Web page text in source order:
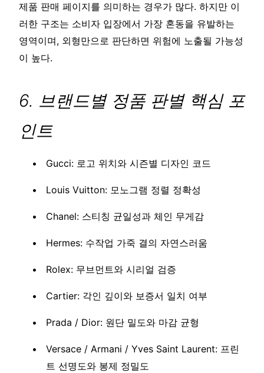
제품 판매 페이지를 의미하는 경우가 많다. 하지만 이
러한 구조는 소비자 입장에서 가장 혼동을 유발하는
영역이며, 외형만으로 판단하면 위험에 노출될 가능성
이 높다.
6. 브랜드별 정품 판별 핵심 포
인트
Gucci: 로고 위치와 시즌별 디자인 코드
Louis Vuitton: 모노그램 정렬 정확성
Chanel: 스티칭 균일성과 체인 무게감
Hermes: 수작업 가죽 결의 자연스러움
Rolex: 무브먼트와 시리얼 검증
Cartier: 각인 깊이와 보증서 일치 여부
Prada / Dior: 원단 밀도와 마감 균형
Versace / Armani / Yves Saint Laurent: 프린
트 선명도와 봉제 정밀도